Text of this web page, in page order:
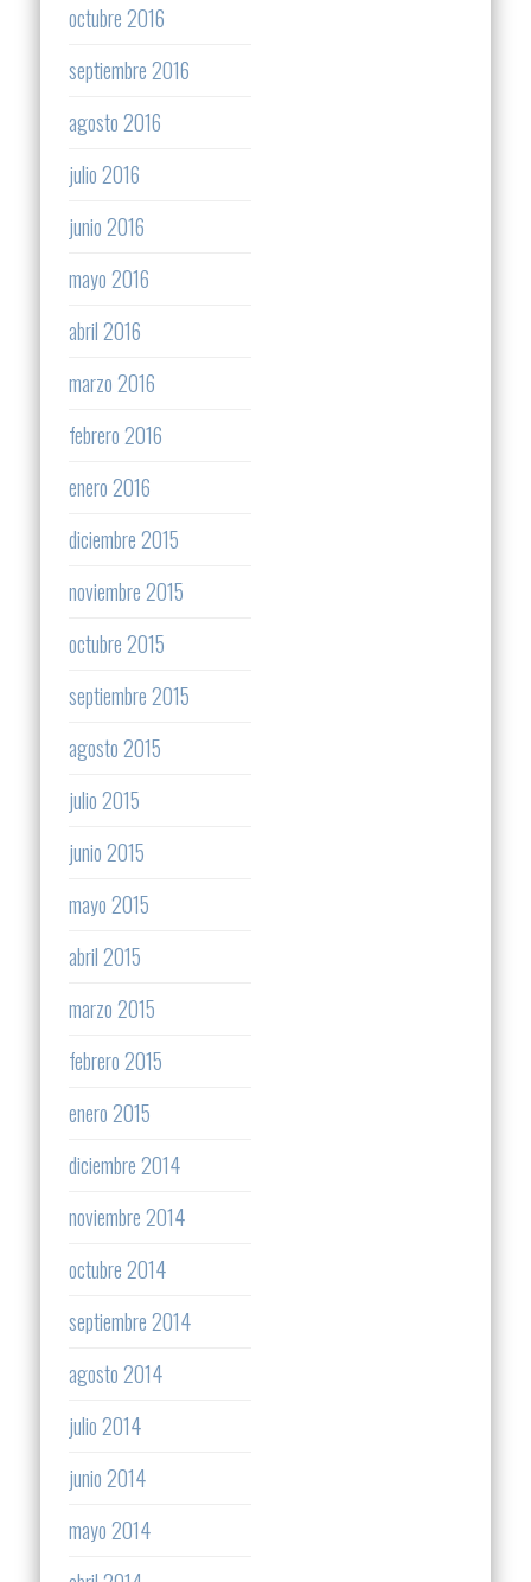
octubre 2016
septiembre 2016
agosto 2016
julio 2016
junio 2016
mayo 2016
abril 2016
marzo 2016
febrero 2016
enero 2016
diciembre 2015
noviembre 2015
octubre 2015
septiembre 2015
agosto 2015
julio 2015
junio 2015
mayo 2015
abril 2015
marzo 2015
febrero 2015
enero 2015
diciembre 2014
noviembre 2014
octubre 2014
septiembre 2014
agosto 2014
julio 2014
junio 2014
mayo 2014